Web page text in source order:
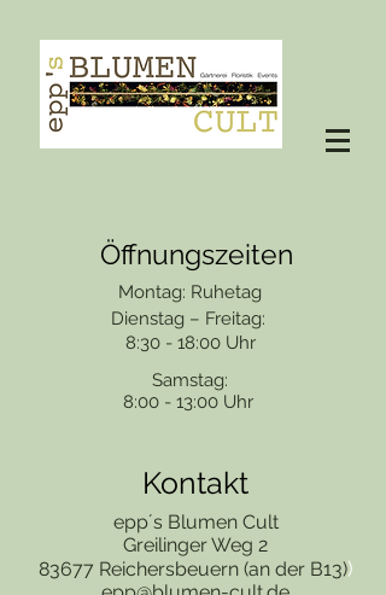
Öffnungszeiten
Montag: Ruhetag
Dienstag – Freitag:
8:30 - 18:00 Uhr
Samstag:
8:00 - 13:00 Uhr
Kontakt
epp´s Blumen Cult
Greilinger Weg 2
83677 Reichersbeuern (an der B13))